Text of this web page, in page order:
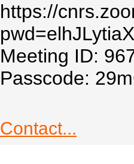
https://
Meeting ID:
Passcode:
Contact...